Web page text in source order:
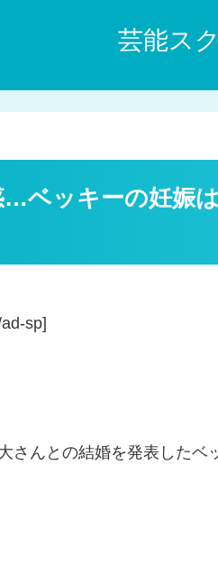
芸能ス
ベッキーの妊娠
sp]
さんとの結婚を発表したベ